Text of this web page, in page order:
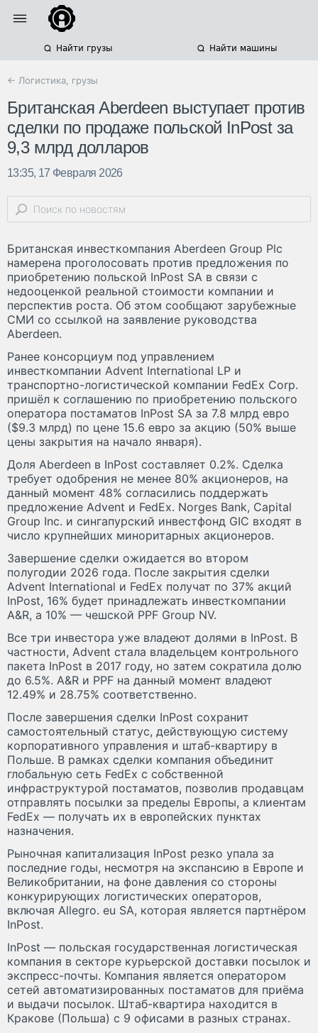
Найти грузы Найти машины
← Логистика, грузы
Британская Aberdeen выступает против
сделки по продаже польской InPost за
9,3 млрд долларов
13:35, 17 Февраля 2026
Британская инвесткомпания Aberdeen Group Plc
намерена проголосовать против предложения по
приобретению польской InPost SA в связи с
недооценкой реальной стоимости компании и
перспектив роста. Об этом сообщают зарубежные
СМИ со ссылкой на заявление руководства
Aberdeen.
Ранее консорциум под управлением
инвесткомпании Advent International LP и
транспортно-логистической компании FedEx Corp.
пришёл к соглашению по приобретению польского
оператора постаматов InPost SA за 7.8 млрд евро
($9.3 млрд) по цене 15.6 евро за акцию (50% выше
цены закрытия на начало января).
Доля Aberdeen в InPost составляет 0.2%. Сделка
требует одобрения не менее 80% акционеров, на
данный момент 48% согласились поддержать
предложение Advent и FedEx. Norges Bank, Capital
Group Inc. и сингапурский инвестфонд GIC входят в
число крупнейших миноритарных акционеров.
Завершение сделки ожидается во втором
полугодии 2026 года. После закрытия сделки
Advent International и FedEx получат по 37% акций
InPost, 16% будет принадлежать инвесткомпании
A&R, а 10% — чешской PPF Group NV.
Все три инвестора уже владеют долями в InPost. В
частности, Advent стала владельцем контрольного
пакета InPost в 2017 году, но затем сократила долю
до 6.5%. A&R и PPF на данный момент владеют
12.49% и 28.75% соответственно.
После завершения сделки InPost сохранит
самостоятельный статус, действующую систему
корпоративного управления и штаб-квартиру в
Польше. В рамках сделки компания объединит
глобальную сеть FedEx с собственной
инфраструктурой постаматов, позволив продавцам
отправлять посылки за пределы Европы, а клиентам
FedEx — получать их в европейских пунктах
назначения.
Рыночная капитализация InPost резко упала за
последние годы, несмотря на экспансию в Европе и
Великобритании, на фоне давления со стороны
конкурирующих логистических операторов,
включая Allegro. eu SA, которая является партнёром
InPost.
InPost — польская государственная логистическая
компания в секторе курьерской доставки посылок и
экспресс-почты. Компания является оператором
сетей автоматизированных постаматов для приёма
и выдачи посылок. Штаб-квартира находится в
Кракове (Польша) с 9 офисами в разных странах.